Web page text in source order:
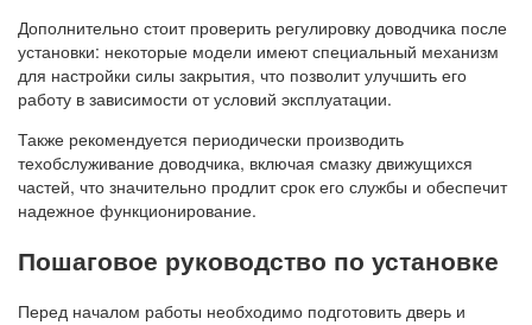
Дополнительно стоит проверить регулировку доводчика после
установки: некоторые модели имеют специальный механизм
для настройки силы закрытия, что позволит улучшить его
работу в зависимости от условий эксплуатации.
Также рекомендуется периодически производить
техобслуживание доводчика, включая смазку движущихся
частей, что значительно продлит срок его службы и обеспечит
надежное функционирование.
Пошаговое руководство по установке
Перед началом работы необходимо подготовить дверь и